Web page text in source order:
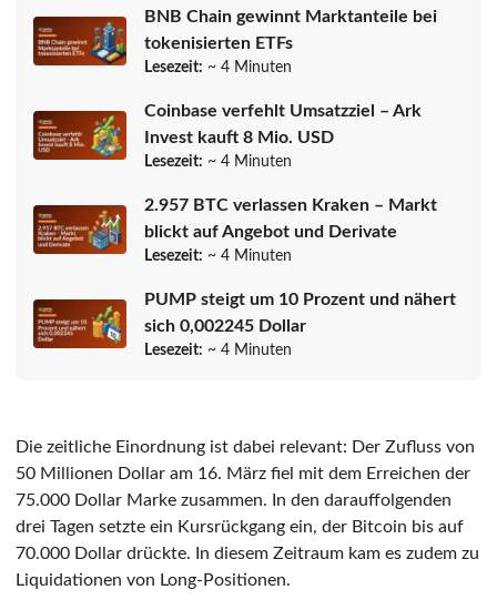
BNB Chain gewinnt Marktanteile bei
tokenisierten ETFs
Lesezeit: ~ 4 Minuten
Coinbase verfehlt Umsatzziel – Ark
Invest kauft 8 Mio. USD
Lesezeit: ~ 4 Minuten
2.957 BTC verlassen Kraken – Markt
blickt auf Angebot und Derivate
Lesezeit: ~ 4 Minuten
PUMP steigt um 10 Prozent und nähert
sich 0,002245 Dollar
Lesezeit: ~ 4 Minuten
Die zeitliche Einordnung ist dabei relevant: Der Zufluss von
50 Millionen Dollar am 16. März fiel mit dem Erreichen der
75.000 Dollar Marke zusammen. In den darauffolgenden
drei Tagen setzte ein Kursrückgang ein, der Bitcoin bis auf
70.000 Dollar drückte. In diesem Zeitraum kam es zudem zu
Liquidationen von Long-Positionen.